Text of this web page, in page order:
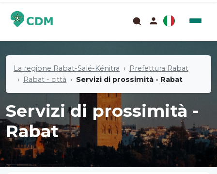
La regione Rabat-Salé-Kénitra
Prefettura Rabat
Rabat - città
Servizi di prossimità - Rabat
Servizi di prossimità -
Rabat